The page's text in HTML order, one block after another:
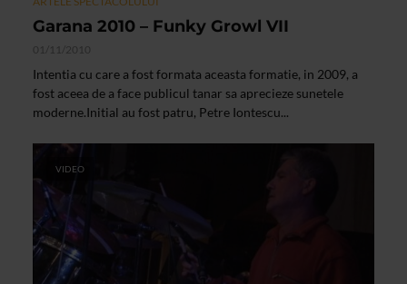
Garana 2010 – Funky Growl VII
01/11/2010
Intentia cu care a fost formata aceasta formatie, in 2009, a
fost aceea de a face publicul tanar sa aprecieze sunetele
moderne.Initial au fost patru, Petre Iontescu...
VIDEO